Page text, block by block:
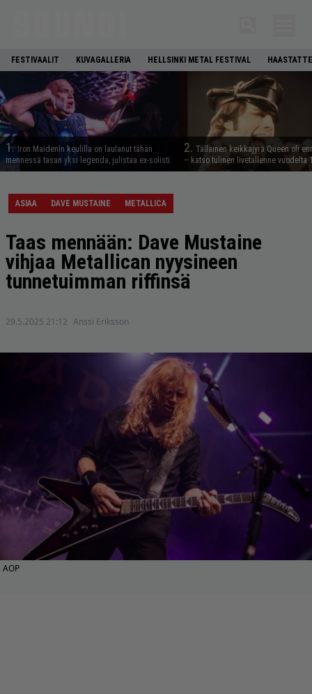
FESTIVAALIT KUVAGALLERIA HELLSINKI METAL FESTIVAL
1. Iron Maidenin keulilla on laulanut tähän
mennessä tasan yksi legenda, julistaa ex-solisti
2. Tällainen keikkajyrä Queen oli
– katso tulinen livetallenne vuodelta
ASIAA DAVE MUSTAINE METALLICA
Taas mennään: Dave Mustaine
vihjaa Metallican nyysineen
tunnetuimman riffinsä
29.5.2025 21:12 Anssi Eriksson
AOP